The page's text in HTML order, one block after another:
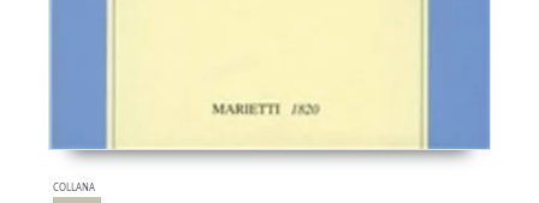
COLLANA